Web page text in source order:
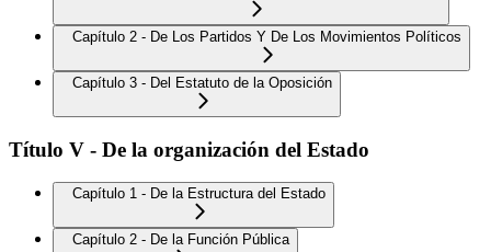
Capítulo 2 - De Los Partidos Y De Los Movimientos Políticos
Capítulo 3 - Del Estatuto de la Oposición
Título V - De la organización del Estado
Capítulo 1 - De la Estructura del Estado
Capítulo 2 - De la Función Pública